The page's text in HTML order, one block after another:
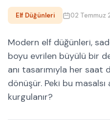
Elf Düğünleri 02 Temmuz
Modern elf düğünleri,
boyu evrilen büyülü bir
anı tasarımıyla her saat
dönüşür. Peki bu
kurgulanır?